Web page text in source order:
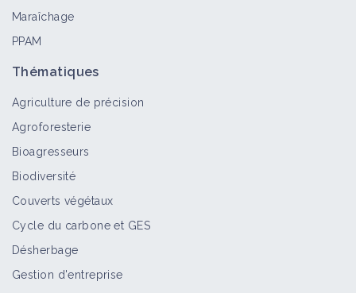
Maraîchage
PPAM
Thématiques
Agriculture de précision
Agroforesterie
Bioagresseurs
Biodiversité
Couverts végétaux
Cycle du carbone et GES
Désherbage
Gestion d'entreprise